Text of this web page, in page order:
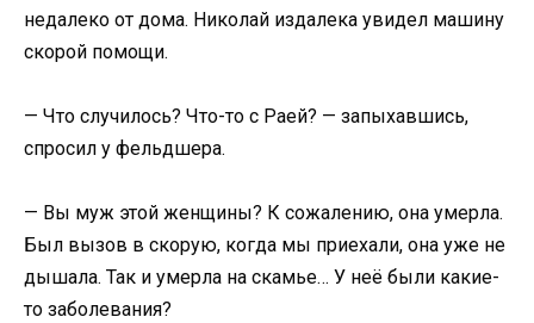
недалеко от дома. Николай издалека увидел машину
скорой помощи.
— Что случилось? Что-то с Раей? — запыхавшись,
спросил у фельдшера.
— Вы муж этой женщины? К сожалению, она умерла.
Был вызов в скорую, когда мы приехали, она уже не
дышала. Так и умерла на скамье… У неё были какие-
то заболевания?